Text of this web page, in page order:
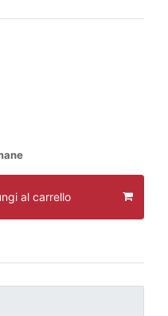
al carrello